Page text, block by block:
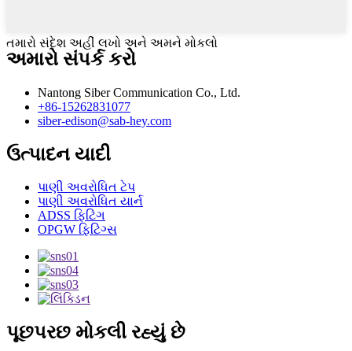
તમારો સંદેશ અહીં લખો અને અમને મોકલો
અમારો સંપર્ક કરો
Nantong Siber Communication Co., Ltd.
+86-15262831077
siber-edison@sab-hey.com
ઉત્પાદન યાદી
પાણી અવરોધિત ટેપ
પાણી અવરોધિત યાર્ન
ADSS ફિટિંગ
OPGW ફિટિંગ્સ
પૂછપરછ મોકલી રહ્યું છે